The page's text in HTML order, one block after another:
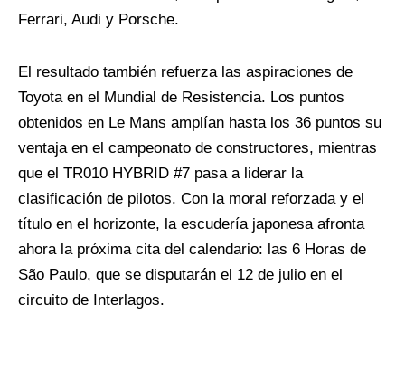
Ferrari, Audi y Porsche.
El resultado también refuerza las aspiraciones de
Toyota en el Mundial de Resistencia. Los puntos
obtenidos en Le Mans amplían hasta los 36 puntos su
ventaja en el campeonato de constructores, mientras
que el TR010 HYBRID #7 pasa a liderar la
clasificación de pilotos. Con la moral reforzada y el
título en el horizonte, la escudería japonesa afronta
ahora la próxima cita del calendario: las 6 Horas de
São Paulo, que se disputarán el 12 de julio en el
circuito de Interlagos.